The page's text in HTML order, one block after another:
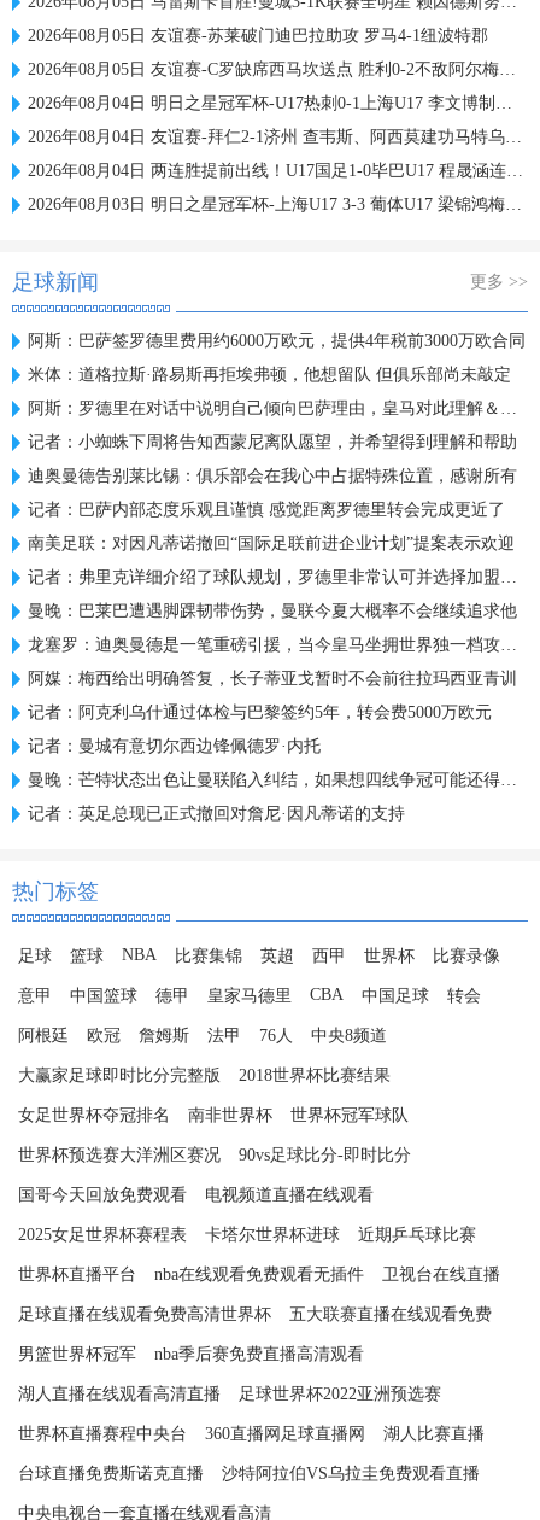
2026年08月05日 友谊赛-苏莱破门迪巴拉助攻 罗马4-1纽波特郡
2026年08月05日 友谊赛-C罗缺席西马坎送点 胜利0-2不敌阿尔梅里亚
2026年08月04日 明日之星冠军杯-U17热刺0-1上海U17 李文博制胜球
2026年08月04日 友谊赛-拜仁2-1济州 查韦斯、阿西莫建功马特乌斯彩虹过人送助攻
2026年08月04日 两连胜提前出线！U17国足1-0毕巴U17 程晟涵连场破门赵松源中楣
2026年08月03日 明日之星冠军杯-上海U17 3-3 葡体U17 梁锦鸿梅开二度
足球新闻 更多 >>
阿斯：巴萨签罗德里费用约6000万欧元，提供4年税前3000万欧合同
米体：道格拉斯·路易斯再拒埃弗顿，他想留队 但俱乐部尚未敲定
阿斯：罗德里在对话中说明自己倾向巴萨理由，皇马对此理解＆祝好
记者：小蜘蛛下周将告知西蒙尼离队愿望，并希望得到理解和帮助
迪奥曼德告别莱比锡：俱乐部会在我心中占据特殊位置，感谢所有
记者：巴萨内部态度乐观且谨慎 感觉距离罗德里转会完成更近了
南美足联：对因凡蒂诺撤回“国际足联前进企业计划”提案表示欢迎
记者：弗里克详细介绍了球队规划，罗德里非常认可并选择加盟巴萨
曼晚：巴莱巴遭遇脚踝韧带伤势，曼联今夏大概率不会继续追求他
龙塞罗：迪奥曼德是一笔重磅引援，当今皇马坐拥世界独一档攻击线
阿媒：梅西给出明确答复，长子蒂亚戈暂时不会前往拉玛西亚青训
记者：阿克利乌什通过体检与巴黎签约5年，转会费5000万欧元
记者：曼城有意切尔西边锋佩德罗·内托
曼晚：芒特状态出色让曼联陷入纠结，如果想四线争冠可能还得买人
记者：英足总现已正式撤回对詹尼·因凡蒂诺的支持
热门标签
足球 篮球 NBA 比赛集锦 英超 西甲 世界杯 比赛录像
意甲 中国篮球 德甲 皇家马德里 CBA 中国足球 转会
阿根廷 欧冠 詹姆斯 法甲 76人 中央8频道
大赢家足球即时比分完整版 2018世界杯比赛结果
女足世界杯夺冠排名 南非世界杯 世界杯冠军球队
世界杯预选赛大洋洲区赛况 90vs足球比分-即时比分
国哥今天回放免费观看 电视频道直播在线观看
2025女足世界杯赛程表 卡塔尔世界杯进球 近期乒乓球比赛
世界杯直播平台 nba在线观看免费观看无插件 卫视台在线直播
足球直播在线观看免费高清世界杯 五大联赛直播在线观看免费
男篮世界杯冠军 nba季后赛免费直播高清观看
湖人直播在线观看高清直播 足球世界杯2022亚洲预选赛
世界杯直播赛程中央台 360直播网足球直播网 湖人比赛直播
台球直播免费斯诺克直播 沙特阿拉伯VS乌拉圭免费观看直播
中央电视台一套直播在线观看高清